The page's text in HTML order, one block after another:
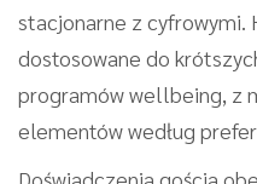
stacjonarne z
dostosowane do
programów wellbeing, z
elementów według